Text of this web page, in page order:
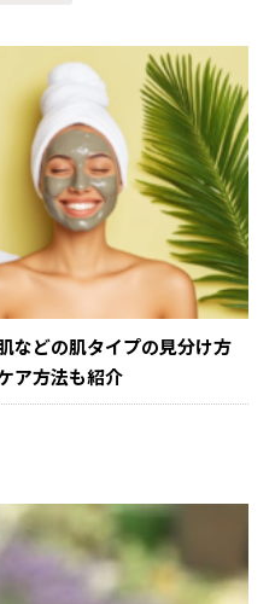
などの肌タイプの見分け方
ア方法も紹介